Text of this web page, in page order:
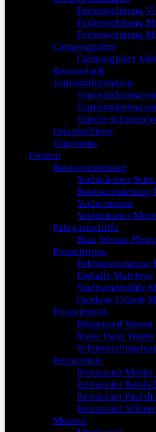
Ferienwohnung
Ferienwohnung
Ferienwohnung
Campingplätze
Campingplatz
Bootsurlaub
Touristinformation
Tourist-
Urlaubsführer
Tourismus
Freizeit
Bootsvermietung
Yachtcharter
Bootsvermietung
Yacht-mieten
Yachtcharter
Fahrgastschiffe
Blau Weisse Flotte
Freizeittipps
Feldsteinscheune
Eishalle Malchow
Stadtwindmühle
Outdoor-Urlaub
Freizeittreffs
Bürgersaal
Rotes Haus
Restaurants
Restaurant
Restaurant
Restaurant
Restaurant
Museen